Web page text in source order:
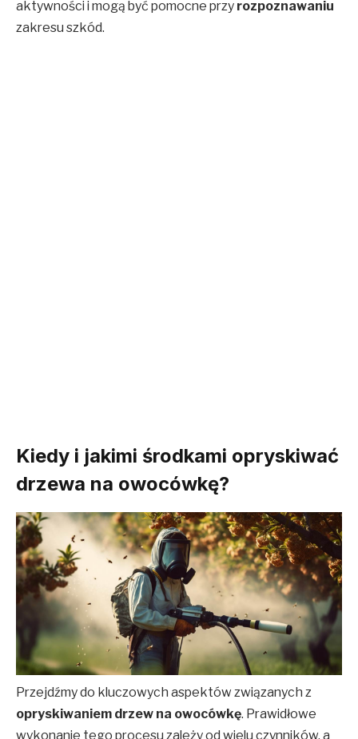
aktywności i mogą być pomocne przy rozpoznawaniu
zakresu szkód.
Kiedy i jakimi środkami opryskiwać
drzewa na owocówkę?
Przejdźmy do kluczowych aspektów związanych z
opryskiwaniem drzew na owocówkę. Prawidłowe
wykonanie tego procesu zależy od wielu czynników, a